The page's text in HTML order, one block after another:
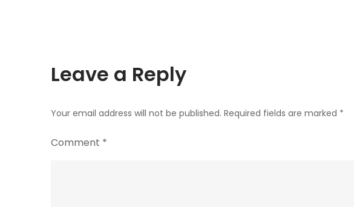
Leave a Reply
Your email address will not be published. Required fields are marked *
Comment *